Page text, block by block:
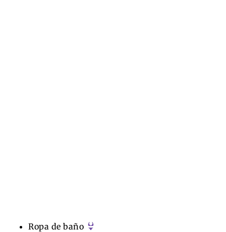
Ropa de baño